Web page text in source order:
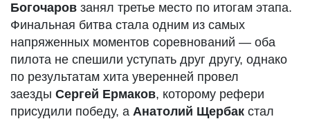
Богочаров занял третье место по итогам этапа.
Финальная битва стала одним из самых
напряженных моментов соревнований — оба
пилота не спешили уступать друг другу, однако
по результатам хита уверенней провел
заезды Сергей Ермаков, которому рефери
присудили победу, а Анатолий Щербак стал